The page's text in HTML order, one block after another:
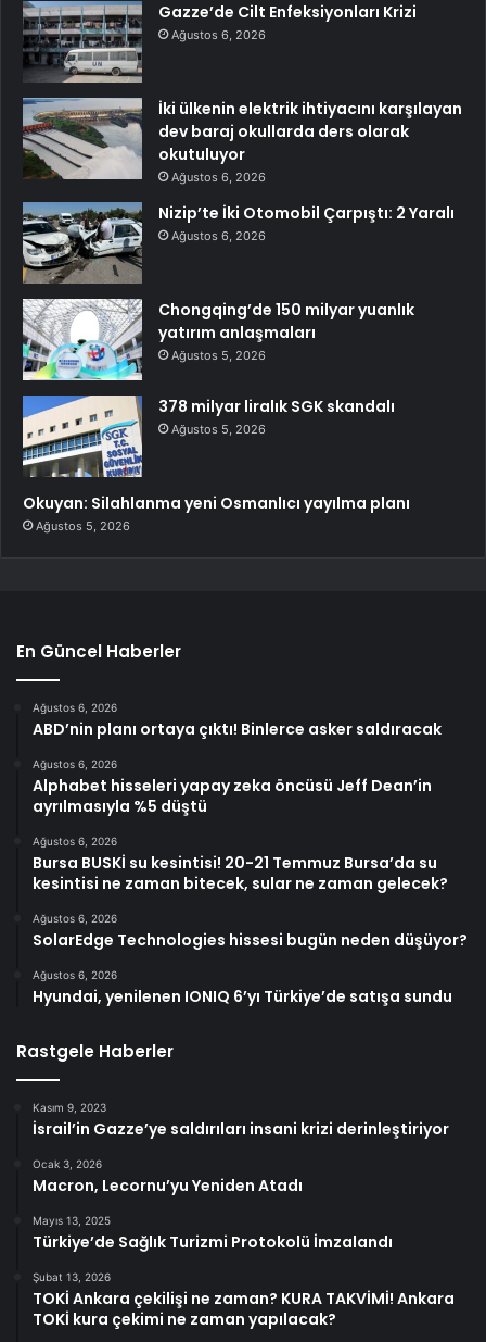
Gazze’de Cilt Enfeksiyonları Krizi
Ağustos 6, 2026
İki ülkenin elektrik ihtiyacını karşılayan
dev baraj okullarda ders olarak
okutuluyor
Ağustos 6, 2026
Nizip’te İki Otomobil Çarpıştı: 2 Yaralı
Ağustos 6, 2026
Chongqing’de 150 milyar yuanlık
yatırım anlaşmaları
Ağustos 5, 2026
378 milyar liralık SGK skandalı
Ağustos 5, 2026
Okuyan: Silahlanma yeni Osmanlıcı yayılma planı
Ağustos 5, 2026
En Güncel Haberler
Ağustos 6, 2026
ABD’nin planı ortaya çıktı! Binlerce asker saldıracak
Ağustos 6, 2026
Alphabet hisseleri yapay zeka öncüsü Jeff Dean’in
ayrılmasıyla %5 düştü
Ağustos 6, 2026
Bursa BUSKİ su kesintisi! 20-21 Temmuz Bursa’da su
kesintisi ne zaman bitecek, sular ne zaman gelecek?
Ağustos 6, 2026
SolarEdge Technologies hissesi bugün neden düşüyor?
Ağustos 6, 2026
Hyundai, yenilenen IONIQ 6’yı Türkiye’de satışa sundu
Rastgele Haberler
Kasım 9, 2023
İsrail’in Gazze’ye saldırıları insani krizi derinleştiriyor
Ocak 3, 2026
Macron, Lecornu’yu Yeniden Atadı
Mayıs 13, 2025
Türkiye’de Sağlık Turizmi Protokolü İmzalandı
Şubat 13, 2026
TOKİ Ankara çekilişi ne zaman? KURA TAKVİMİ! Ankara
TOKİ kura çekimi ne zaman yapılacak?